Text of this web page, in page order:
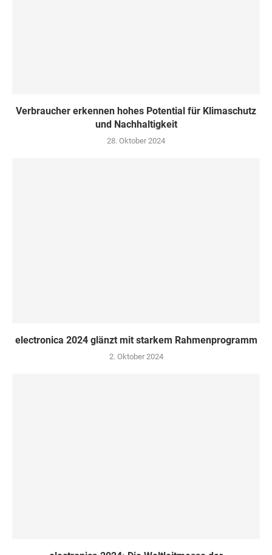
Verbraucher erkennen hohes Potential für Klimaschutz
und Nachhaltigkeit
28. Oktober 2024
electronica 2024 glänzt mit starkem Rahmenprogramm
2. Oktober 2024